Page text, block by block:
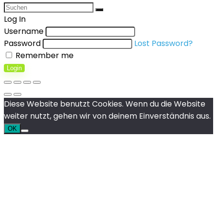
Log In
Username
Password
Lost Password?
Remember me
Login
Diese Website benutzt Cookies. Wenn du die Website
weiter nutzt, gehen wir von deinem Einverständnis aus.
OK